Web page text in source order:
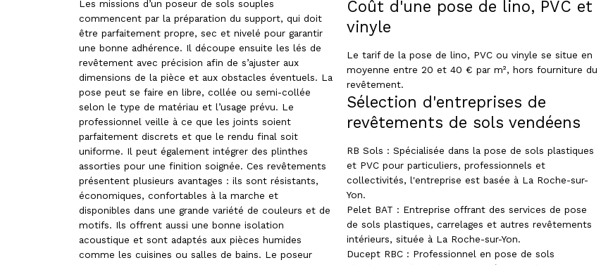
Les missions d’un poseur de sols souples
commencent par la préparation du support, qui doit
être parfaitement propre, sec et nivelé pour garantir
une bonne adhérence. Il découpe ensuite les lés de
revêtement avec précision afin de s’ajuster aux
dimensions de la pièce et aux obstacles éventuels. La
pose peut se faire en libre, collée ou semi-collée
selon le type de matériau et l’usage prévu. Le
professionnel veille à ce que les joints soient
parfaitement discrets et que le rendu final soit
uniforme. Il peut également intégrer des plinthes
assorties pour une finition soignée. Ces revêtements
présentent plusieurs avantages : ils sont résistants,
économiques, confortables à la marche et
disponibles dans une grande variété de couleurs et de
motifs. Ils offrent aussi une bonne isolation
acoustique et sont adaptés aux pièces humides
comme les cuisines ou salles de bains. Le poseur
Coût d'une pose de lino, PVC et
vinyle
Le tarif de la pose de lino, PVC ou vinyle se situe en
moyenne entre 20 et 40 € par m², hors fourniture du
revêtement.
Sélection d'entreprises de
revêtements de sols vendéens
RB Sols : Spécialisée dans la pose de sols plastiques
et PVC pour particuliers, professionnels et
collectivités, l'entreprise est basée à La Roche-sur-
Yon.
Pelet BAT : Entreprise offrant des services de pose
de sols plastiques, carrelages et autres revêtements
intérieurs, située à La Roche-sur-Yon.
Ducept RBC : Professionnel en pose de sols